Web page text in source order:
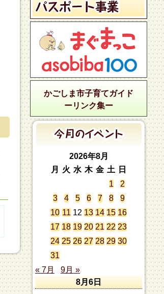
かごしま市子育てガイド
ーリンク集ー
2026年8月
月
火 水 木 金 土
日
1
2
3
4 5 6 7 8
9
10 11 12 13 14 15 16
17 18 19 20 21 22 23
24 25 26 27 28 29 30
31
« 7月
9月 »
8月6日